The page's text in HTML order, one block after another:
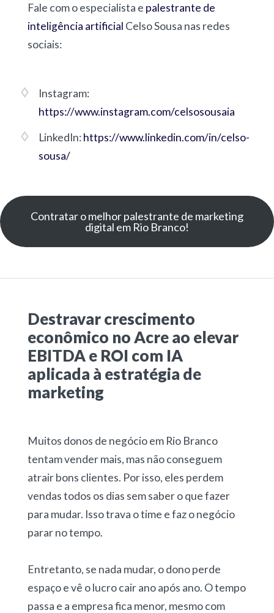
Fale com o especialista e palestrante de
inteligência artificial Celso Sousa nas redes
sociais:
Instagram:
https://www.instagram.com/celsosousaia
LinkedIn:https://www.linkedin.com/in/celso-
sousa/
Contratar o melhor palestrante de marketing
digital em Rio Branco!
Destravar crescimento
econômico no Acre ao elevar
EBITDA e ROI com IA
aplicada à estratégia de
marketing
Muitos donos de negócio em Rio Branco
tentam vender mais, mas não conseguem
atrair bons clientes. Por isso, eles perdem
vendas todos os dias sem saber o que fazer
para mudar. Isso trava o time e faz o negócio
parar no tempo.
Entretanto, se nada mudar, o dono perde
espaço e vê o lucro cair ano após ano. O tempo
passa e a empresa fica menor, mesmo com